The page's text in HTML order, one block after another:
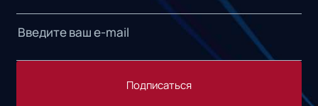
Подписаться